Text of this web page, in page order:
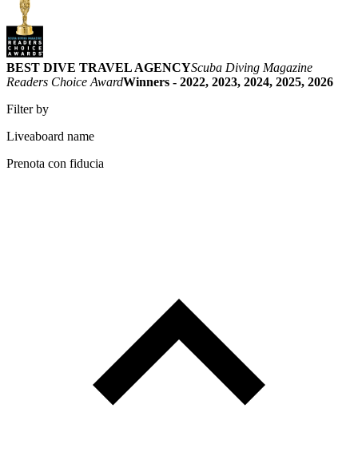
BEST DIVE TRAVEL AGENCYScuba Diving Magazine
Readers Choice AwardWinners - 2022, 2023, 2024, 2025, 2026
Filter by
Liveaboard name
Prenota con fiducia